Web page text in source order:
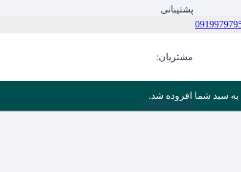
پشتیبانی
مشتریان:
02188943480
به سبد شما افزوده شد.